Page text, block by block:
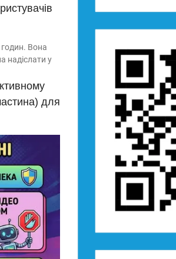
годин. Вона
надіслати у
для